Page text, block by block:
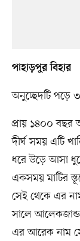
পাহাড়পুর বিহার
অনুচ্ছেদটি পড়ে ৩
প্রায় ১৪০০ বছর
দীর্ঘ সময় এটি
ধরে উড়ে আসা
একসময় মাটির
সেই থেকে এর
সালে
এর আরেক নাম